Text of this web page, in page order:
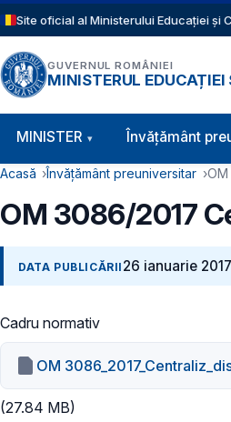
Sari la conținutul principal
Site oficial al Ministerului Educației și
GUVERNUL ROMÂNIEI
MINISTERUL EDUCAȚIEI
Navigație principală
MINISTER Învăţământ
Cale de navigare
Acasă Învățământ preuniversitar
OM 3086/2017
DATA PUBLICĂRII 26 ianuarie 2017
Cadru normativ
OM
(27.84 MB)